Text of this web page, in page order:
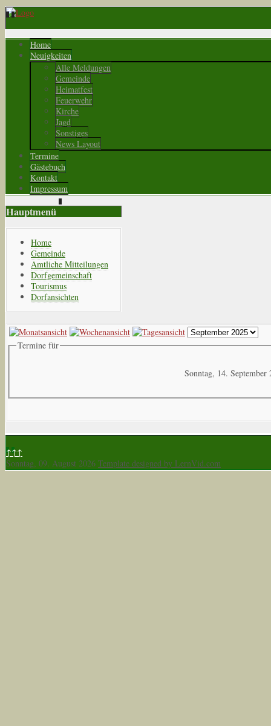
Home
Neuigkeiten
Alle Meldungen
Gemeinde
Heimatfest
Feuerwehr
Kirche
Jagd
Sonstiges
News Layout
Termine
Gästebuch
Kontakt
Impressum
Hauptmenü
Home
Gemeinde
Amtliche Mitteilungen
Dorfgemeinschaft
Tourismus
Dorfansichten
Termine für
Sonntag, 14. September
↑↑↑
Sonntag, 09. August 2026 Template designed by LernVid.com